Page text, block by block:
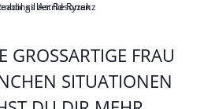
FRAU U
SITUATIONEN W